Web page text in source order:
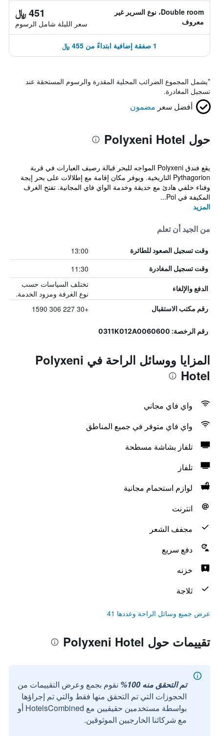
Double room، نوع السرير غير
معروف
451 ﷼
سعر الليلة شامل الرسوم
1 صفقة إضافية ابتداءً من 455 ﷼
*يشمل المجموع الضرائب المحلية المقدرة والرسوم المستحقة عند
تسجيل المغادرة.
أفضل سعر مضمون
حول Polyxeni Hotel
يقع فندق Polyxeni المواجه للبحر قبالة رصيف العبارات في قرية
Pythagorion التاريخية. ويوفر مكان إقامة مع إطلالات على بحر إيجة
وفناء خلفي هادئ مع حديقة وخدمة الواي فاي المجانية. تفتح الغرف
المكيفة في Pol...
المزيد
من الجيد أن تعلم
وقت تسجيل الصعود للطائرة 13:00
وقت تسجيل المغادرة 11:30
الدفع والإلغاء
تختلف السياسات حسب
نوع الغرفة ومزود الخدمة.
رقم مكتب الاستقبال +30 227 306 1590
رقم الرخصة: 0311K012A0060600
المزايا ووسائل الراحة في Polyxeni
Hotel
واي فاي مجاني
واي فاي متوفر في جميع المناطق
تلفاز بشاشة مسطحة
تلفاز
لوازم استحمام مجانية
انترنت
مجفف الشعر
دفع سريع
خزنه
ثلاجة
عرض جميع وسائل الراحة وعددها 41
تقييمات حول Polyxeni Hotel
تم التحقق منه 100%
نقوم بجمع وعرض التقييمات من
الحجوزات التي تم التحقق منها فقط والتي تم إجراؤها
بواسطة مستخدمين حقيقيين مع HotelsCombined أو
مع شركائنا الخارجيين الموثوقين.